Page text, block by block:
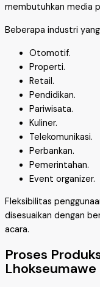
membutuhkan media
Beberapa industri
Otomotif.
Properti.
Retail.
Pendidikan.
Pariwisata.
Kuliner.
Telekomunikasi.
Perbankan.
Pemerintahan.
Event organizer.
Fleksibilitas
disesuaikan dengan
acara.
Proses
Lhokseumawe